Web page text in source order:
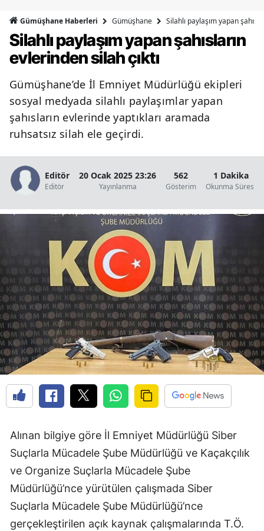
Bingöl
Bitlis
Bolu
Burdur
Çanakkale
Çankırı
Diyarbakır
Edirne
Elazığ
Erzincan
Erzurum
Eskişehir
Gaziantep
Gümüşhane
Hakkari
Hatay
Isparta
Gümüşhane Haberleri Gümüşhane Silahlı paylaşım yapan
Silahlı paylaşım yapan şahısların
evlerinden silah çıktı
Gümüşhane’de İl Emniyet Müdürlüğü ekipleri
sosyal medyada silahlı paylaşımlar yapan
şahısların evlerinde yaptıkları aramada
ruhsatsız silah ele geçirdi.
Editör
Editör
20 Ocak 2025 23:26
Yayınlanma
562
Gösterim
1 Dakika
Okunma Süresi
Alınan bilgiye göre İl Emniyet Müdürlüğü Siber
Suçlarla Mücadele Şube Müdürlüğü ve Kaçakçılık
ve Organize Suçlarla Mücadele Şube
Müdürlüğü’nce yürütülen çalışmada Siber
Suçlarla Mücadele Şube Müdürlüğü’nce
gerçekleştirilen açık kaynak çalışmalarında T.Ö.